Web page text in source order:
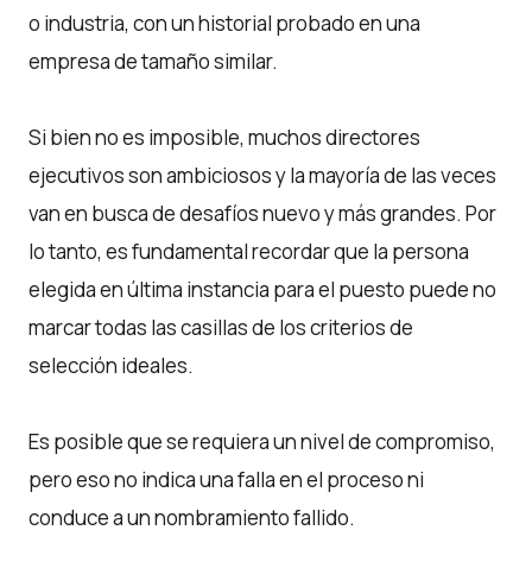
o industria, con un historial probado en una
empresa de tamaño similar.
Si bien no es imposible, muchos directores
ejecutivos son ambiciosos y la mayoría de las veces
van en busca de desafíos nuevo y más grandes. Por
lo tanto, es fundamental recordar que la persona
elegida en última instancia para el puesto puede no
marcar todas las casillas de los criterios de
selección ideales.
Es posible que se requiera un nivel de compromiso,
pero eso no indica una falla en el proceso ni
conduce a un nombramiento fallido.